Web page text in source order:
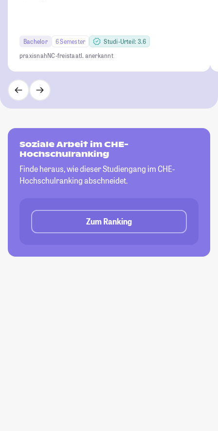
Bachelor 6 Semester
Studi-Urteil: 3.6
praxisnahNC-freistaatl. anerkannt
Soziale Arbeit im CHE-
Hochschulranking
Finde heraus, wie dieser Studiengang im CHE-
Hochschulranking abschneidet.
Zum Ranking